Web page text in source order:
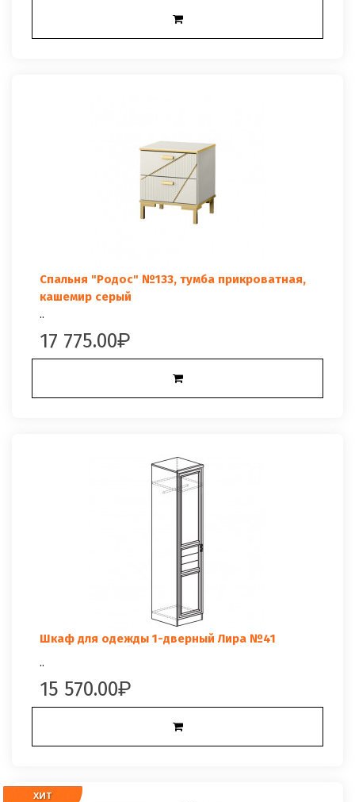
Спальня "Родос" №133, тумба прикроватная,
кашемир серый
..
17 775.00
Шкаф для одежды 1-дверный Лира №41
..
15 570.00
ХИТ
ХИТ